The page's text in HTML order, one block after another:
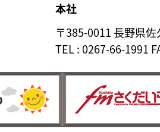
本社
〒385-0011 長野県
TEL : 0267-66-1991